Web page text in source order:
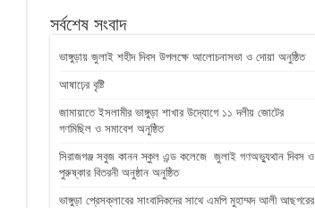
সর্বশেষ সংবাদ
ভাঙ্গুড়ায় জুলাই শহীদ দিবস উপলক্ষে আলোচনাসভা ও দোয়া অনুষ্ঠিত
আষাঢ়ের বৃষ্টি
জামায়াতে ইসলামীর ভাঙ্গুড়া শাখার উদ্যোগে ১১ দলীয় জোটের
গণমিছিল ও সমাবেশ অনুষ্ঠিত
সিরাজগঞ্জ সবুজ কানন স্কুল এন্ড কলেজে জুলাই গণঅভ্যুথান দিবস ও
পুরুষ্কার বিতরনী অনুষ্ঠান অনুষ্ঠিত
ভাঙ্গুড়া প্রেসক্লাবের সাংবাদিকদের সাথে এমপি মুহাম্মদ আলী আছগরের